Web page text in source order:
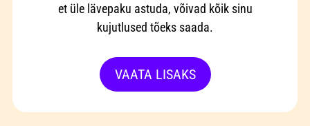
et üle lävepaku astuda, võivad kõik sinu
kujutlused tõeks saada.
VAATA LISAKS